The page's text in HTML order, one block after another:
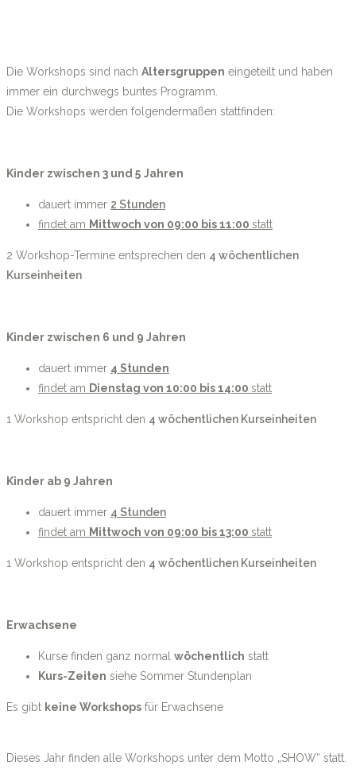
Die Workshops sind nach Altersgruppen eingeteilt und haben
immer ein durchwegs buntes Programm.
Die Workshops werden folgendermaßen stattfinden:
Kinder zwischen 3 und 5 Jahren
dauert immer 2 Stunden
findet am Mittwoch von 09:00 bis 11:00 statt
2 Workshop-Termine entsprechen den 4 wöchentlichen
Kurseinheiten
Kinder zwischen 6 und 9 Jahren
dauert immer 4 Stunden
findet am Dienstag von 10:00 bis 14:00 statt
1 Workshop entspricht den 4 wöchentlichen Kurseinheiten
Kinder ab 9 Jahren
dauert immer 4 Stunden
findet am Mittwoch von 09:00 bis 13:00 statt
1 Workshop entspricht den 4 wöchentlichen Kurseinheiten
Erwachsene
Kurse finden ganz normal wöchentlich statt
Kurs-Zeiten siehe Sommer Stundenplan
Es gibt keine Workshops für Erwachsene
Dieses Jahr finden alle Workshops unter dem Motto „SHOW“ statt.